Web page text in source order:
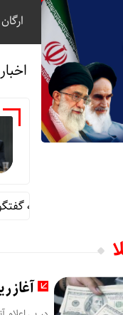
میهمان برنامه
آغاز